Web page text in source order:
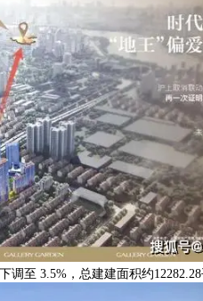
调至 3.5%，总建建面积约